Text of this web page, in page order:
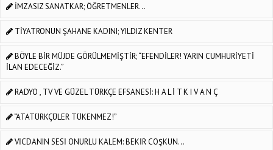
İMZASIZ SANATKAR; ÖĞRETMENLER…
TİYATRONUN ŞAHANE KADINI; YILDIZ KENTER
BÖYLE BİR MÜJDE GÖRÜLMEMİŞTİR; “EFENDİLER! YARIN CUMHURİYETİ
İLAN EDECEĞİZ.”
RADYO , TV VE GÜZEL TÜRKÇE EFSANESİ: H A L İ T K I V A N Ç
“ATATÜRKÇÜLER TÜKENMEZ!”
VİCDANIN SESİ ONURLU KALEM: BEKİR COŞKUN...